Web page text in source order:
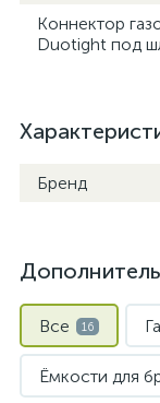
Коннектор
Duotight под
Бренд
Все 16
Ёмкости для